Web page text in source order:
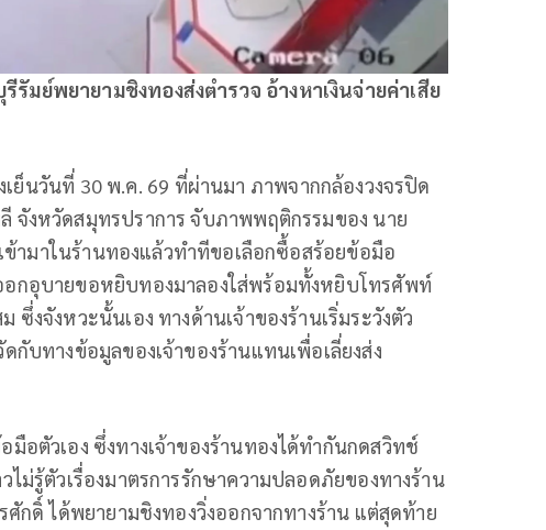
ย์พยายามชิงทองส่งตำรวจ อ้างหาเงินจ่ายค่าเสีย
เย็นวันที่ 30 พ.ค. 69 ที่ผ่านมา ภาพจากกล้องวงจรปิด
จังหวัดสมุทรปราการ จับภาพพฤติกรรมของ นาย
ามาในร้านทองแล้วทำทีขอเลือกซื้อสร้อยข้อมือ
กอุบายขอหยิบทองมาลองใส่พร้อมทั้งหยิบโทรศัพท์
ซึ่งจังหวะนั้นเอง ทางด้านเจ้าของร้านเริ่มระวังตัว
บทางข้อมูลของเจ้าของร้านแทนเพื่อเลี่ยงส่ง
อตัวเอง ซึ่งทางเจ้าของร้านทองได้ทำกันกดสวิทช์
ม่รู้ตัวเรื่องมาตรการรักษาความปลอดภัยของทางร้าน
กดิ์ ได้พยายามชิงทองวิ่งออกจากทางร้าน แต่สุดท้าย